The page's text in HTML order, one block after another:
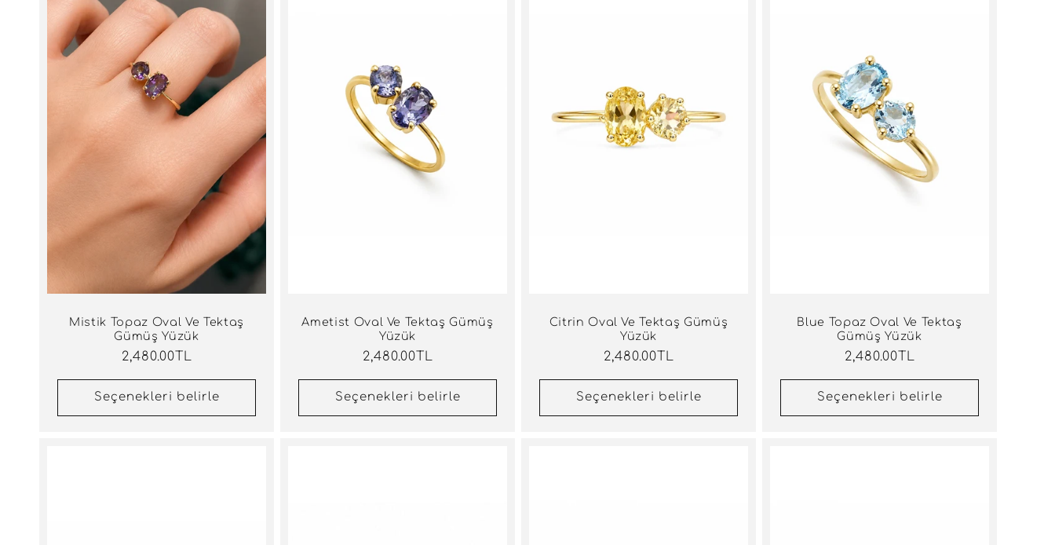
Mistik Topaz Oval Ve Tektaş
Gümüş Yüzük
Normal
2,480.00TL
Seçenekleri belirle
Ametist Oval Ve Tektaş Gümüş
Yüzük
Normal
2,480.00TL
Seçenekleri belirle
Citrin Oval Ve Tektaş Gümüş
Yüzük
Normal
2,480.00TL
Seçenekleri belirle
Blue Topaz Oval Ve Tektaş
Gümüş Yüzük
Normal
2,480.00TL
Seçenekleri belirle